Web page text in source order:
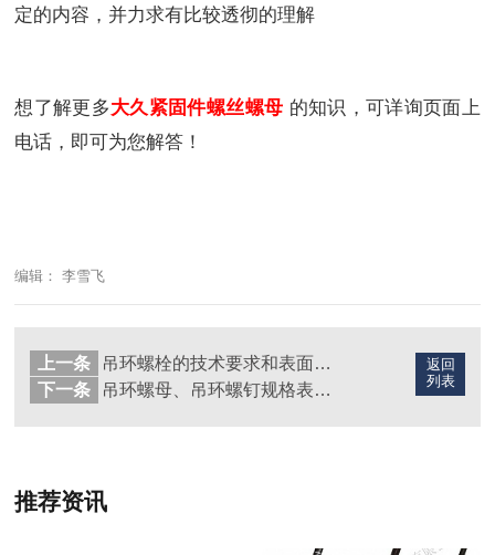
定的内容，并力求有比较透彻的理解
想了解更多大久紧固件螺丝螺母 的知识，可详询页面上
电话，即可为您解答！
编辑： 李雪飞
返回
列表
上一条
吊环螺栓的技术要求和表面处理
下一条
吊环螺母、吊环螺钉规格表整理
推荐资讯